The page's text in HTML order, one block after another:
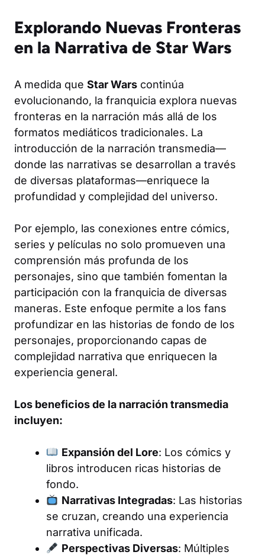
Explorando Nuevas Fronteras
en la Narrativa de Star Wars
A medida que Star Wars continúa
evolucionando, la franquicia explora nuevas
fronteras en la narración más allá de los
formatos mediáticos tradicionales. La
introducción de la narración transmedia—
donde las narrativas se desarrollan a través
de diversas plataformas—enriquece la
profundidad y complejidad del universo.
Por ejemplo, las conexiones entre cómics,
series y películas no solo promueven una
comprensión más profunda de los
personajes, sino que también fomentan la
participación con la franquicia de diversas
maneras. Este enfoque permite a los fans
profundizar en las historias de fondo de los
personajes, proporcionando capas de
complejidad narrativa que enriquecen la
experiencia general.
Los beneficios de la narración transmedia
incluyen:
Expansión del Lore: Los cómics y
libros introducen ricas historias de
fondo.
Narrativas Integradas: Las historias
se cruzan, creando una experiencia
narrativa unificada.
Perspectivas Diversas: Múltiples